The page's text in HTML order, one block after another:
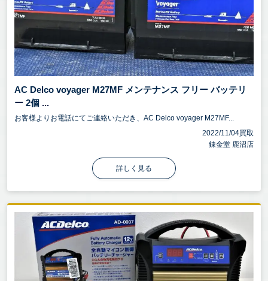
AC Delco voyager M27MF メンテナンス フリー バッテリ
ー 2個 ...
お客様よりお電話にてご連絡いただき、AC Delco voyager M27MF...
2022/11/04買取
錬金堂 鹿沼店
詳しく見る